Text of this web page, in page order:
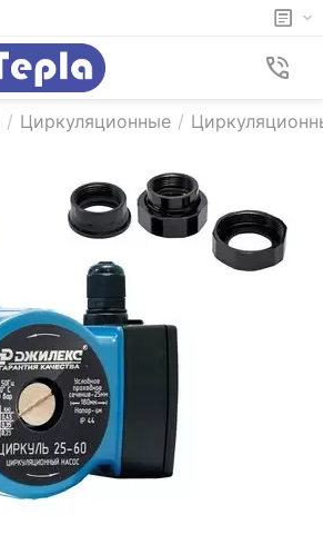
/ Циркуляционные /